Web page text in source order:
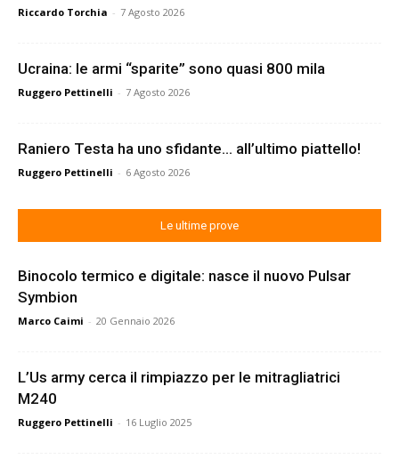
Riccardo Torchia - 7 Agosto 2026
Ucraina: le armi “sparite” sono quasi 800 mila
Ruggero Pettinelli - 7 Agosto 2026
Raniero Testa ha uno sfidante… all’ultimo piattello!
Ruggero Pettinelli - 6 Agosto 2026
Le ultime prove
Binocolo termico e digitale: nasce il nuovo Pulsar
Symbion
Marco Caimi - 20 Gennaio 2026
L’Us army cerca il rimpiazzo per le mitragliatrici
M240
Ruggero Pettinelli - 16 Luglio 2025